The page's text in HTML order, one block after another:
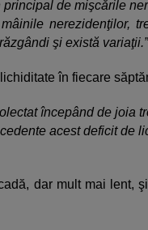
de mişcările
nerezidenţilor,
şi există variaţii.”
în fiecare
începând de joia
acest deficit de
dar mult mai lent,